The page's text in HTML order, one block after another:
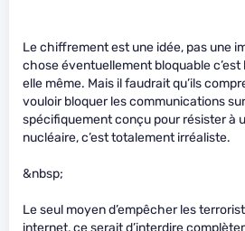
Le chiffrement est une idée, pas une
chose éventuellement bloquable
elle même. Mais il faudrait qu’ils
vouloir bloquer les communications
spécifiquement conçu pour résister à
nucléaire, c’est totalement irréaliste.
&nbsp;
Le seul moyen d’empêcher les